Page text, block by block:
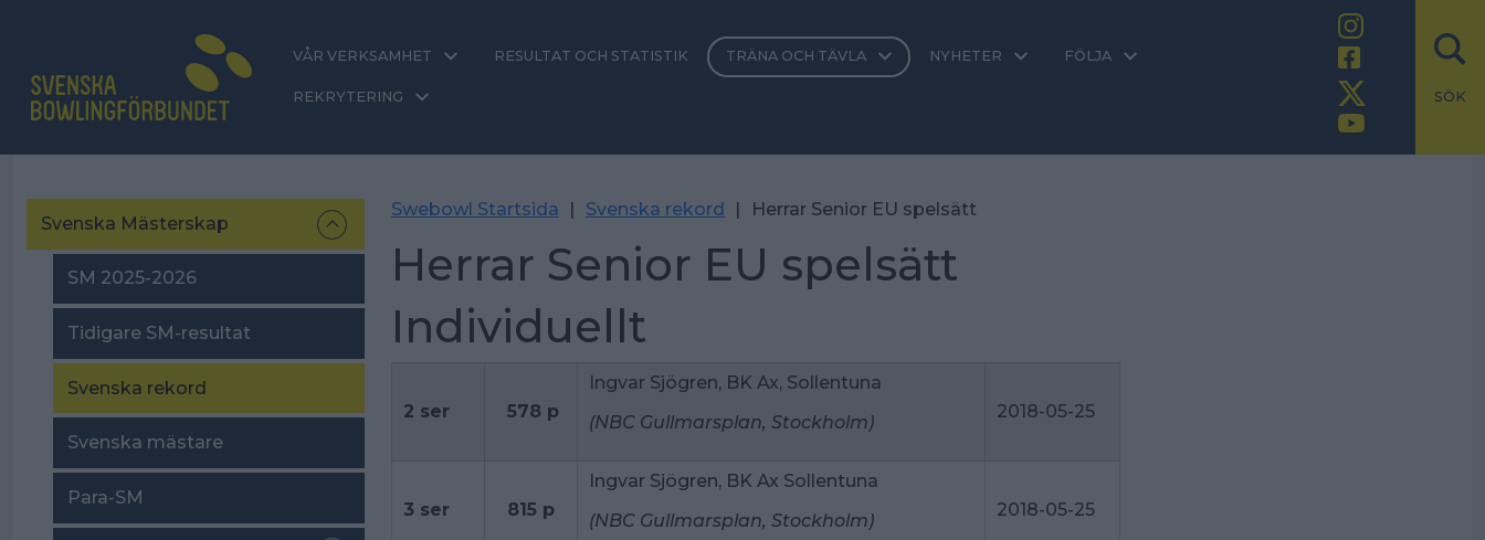
VÅR VERKSAMHET RESULTAT OCH STATISTIK TRÄNA OCH TÄVLA NYHETER FÖLJA
SÖK
REKRYTERING
Svenska Mästerskap
SM 2025-2026
Tidigare SM-resultat
Svenska rekord
Svenska mästare
Para-SM
Swebowl Startsida | Svenska rekord | Herrar Senior EU spelsätt
Herrar Senior EU spelsätt
Individuellt
2 ser 578 p
Ingvar Sjögren, BK Ax, Sollentuna
(NBC Gullmarsplan, Stockholm)
2018-05-25
3 ser 815 p
Ingvar Sjögren, BK Ax Sollentuna
(NBC Gullmarsplan, Stockholm)
2018-05-25